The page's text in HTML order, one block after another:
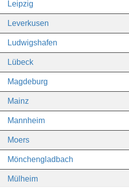
Leipzig
Leverkusen
Ludwigshafen
Lübeck
Magdeburg
Mainz
Mannheim
Moers
Mönchengladbach
Mülheim